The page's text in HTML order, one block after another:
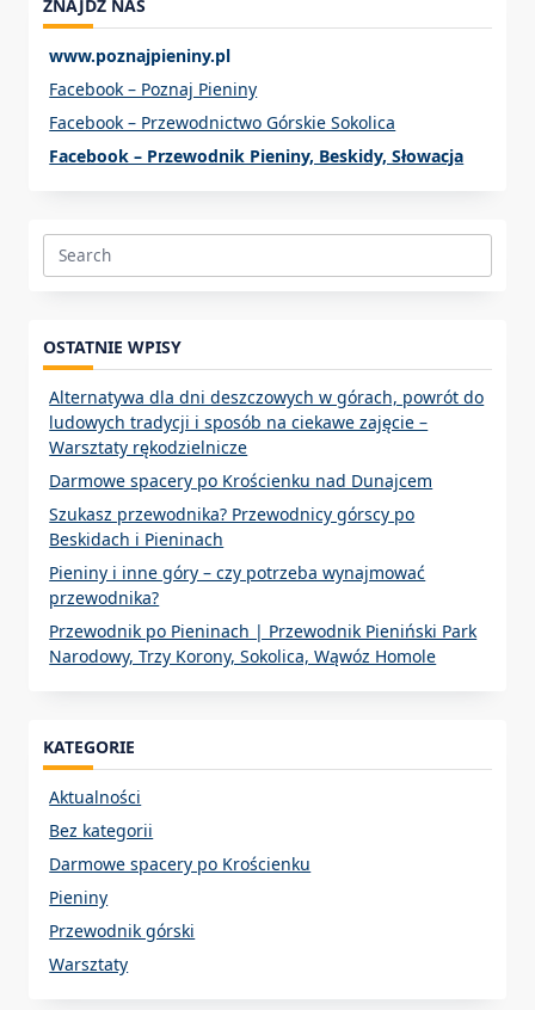
ZNAJDŹ NAS
www.poznajpieniny.pl
Facebook – Poznaj Pieniny
Facebook – Przewodnictwo Górskie Sokolica
Facebook – Przewodnik Pieniny, Beskidy, Słowacja
Search
OSTATNIE WPISY
Alternatywa dla dni deszczowych w górach, powrót do
ludowych tradycji i sposób na ciekawe zajęcie –
Warsztaty rękodzielnicze
Darmowe spacery po Krościenku nad Dunajcem
Szukasz przewodnika? Przewodnicy górscy po
Beskidach i Pieninach
Pieniny i inne góry – czy potrzeba wynajmować
przewodnika?
Przewodnik po Pieninach | Przewodnik Pieniński Park
Narodowy, Trzy Korony, Sokolica, Wąwóz Homole
KATEGORIE
Aktualności
Bez kategorii
Darmowe spacery po Krościenku
Pieniny
Przewodnik górski
Warsztaty